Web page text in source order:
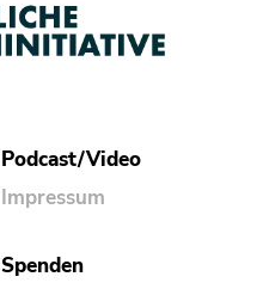
Podcast/Video
Impressum
Spenden